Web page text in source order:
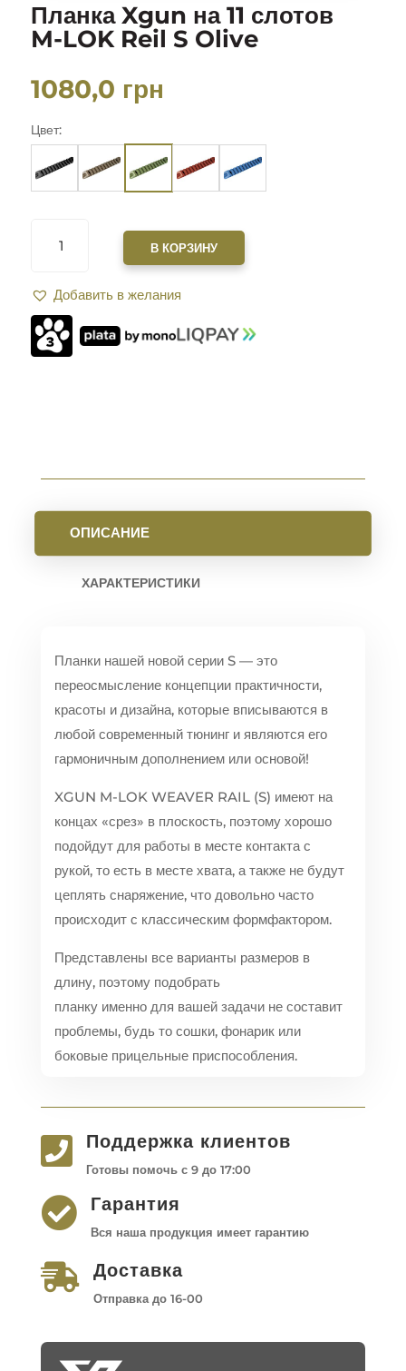
Планка Xgun на 11 слотов
M-LOK Reil S Olive
1080,0 грн
Цвет:
ТОВАРА
НА
11
СЛОТОВ
M-
В КОРЗИНУ
Добавить в желания
ОПИСАНИЕ
ХАРАКТЕРИСТИКИ
Планки нашей новой серии S — это
переосмысление концепции практичности,
красоты и дизайна, которые вписываются в
любой современный тюнинг и являются его
гармоничным дополнением или основой!
XGUN M-LOK WEAVER RAIL (S) имеют на
концах «срез» в плоскость, поэтому хорошо
подойдут для работы в месте контакта с
рукой, то есть в месте хвата, а также не будут
цеплять снаряжение, что довольно часто
происходит с классическим формфактором.
Представлены все варианты размеров в
длину, поэтому подобрать
планку именно для вашей задачи не составит
проблемы, будь то сошки, фонарик или
боковые прицельные приспособления.
 Поддержка клиентов
Готовы помочь с 9 до 17:00
 Гарантия
Вся наша продукция имеет гарантию
 Доставка
Отправка до 16-00